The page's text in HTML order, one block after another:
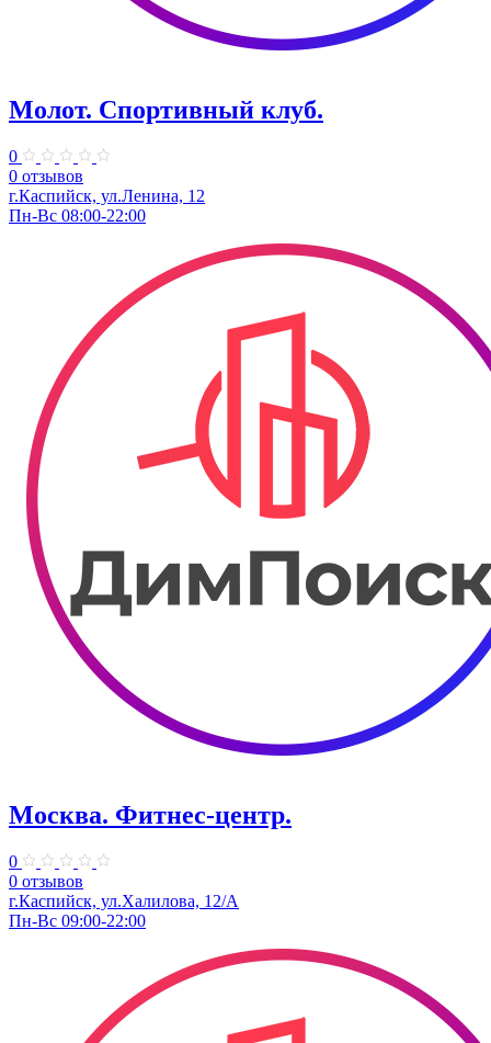
Молот. Спортивный клуб.
0
0 отзывов
г.Каспийск, ул.Ленина, 12
Пн-Вс 08:00-22:00
Москва. Фитнес-центр.
0
0 отзывов
г.Каспийск, ул.​Халилова, 12/А
Пн-Вс 09:00-22:00